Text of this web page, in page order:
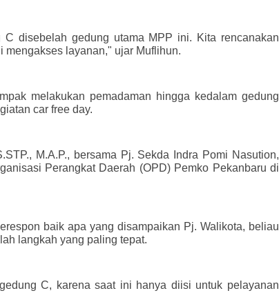
disebelah gedung utama MPP ini. Kita rencanakan
mengakses layanan," ujar Muflihun.
melakukan pemadaman hingga kedalam gedung
car free day.
M.A.P., bersama Pj. Sekda Indra Pomi Nasution,
Perangkat Daerah (OPD) Pemko Pekanbaru di
baik apa yang disampaikan Pj. Walikota, beliau
langkah yang paling tepat.
C, karena saat ini hanya diisi untuk pelayanan